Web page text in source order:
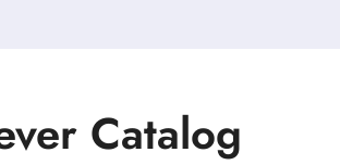
Catalog